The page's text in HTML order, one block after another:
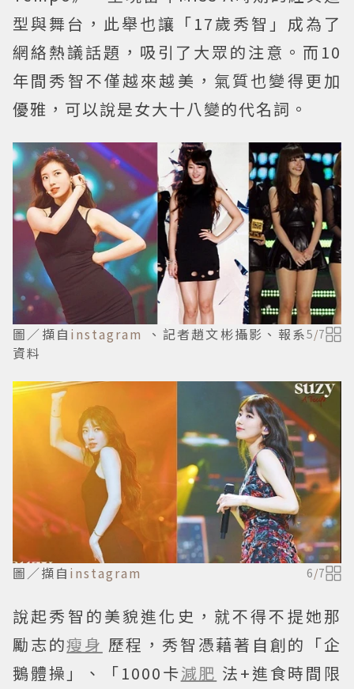
型與舞台，此舉也讓「17歲秀智」成為了
網絡熱議話題，吸引了大眾的注意。而10
年間秀智不僅越來越美，氣質也變得更加
優雅，可以說是女大十八變的代名詞。
圖／擷自 instagram
、記者趙文彬攝影、報系
資料
5/7
圖／擷自 instagram 6/7
說起秀智的美貌進化史，就不得不提她那
勵志的瘦身 歷程，秀智憑藉著自創的「企
鵝體操」、「1000卡減肥 法+進食時間限